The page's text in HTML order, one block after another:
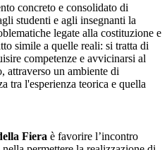
concreto e consolidato di
studenti e agli insegnanti la
legate alla costituzione e
simile a quelle reali: si tratta di
competenze e avvicinarsi al
attraverso un ambiente di
tra l'esperienza teorica e quella
Fiera è favorire l’incontro